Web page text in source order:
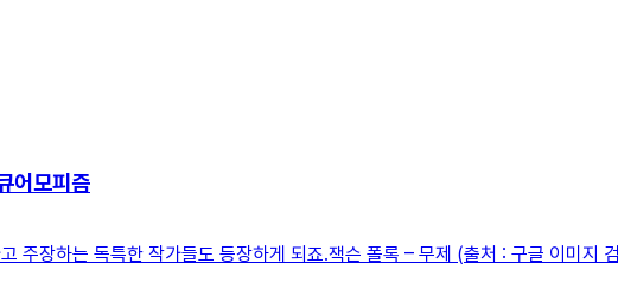
어모피즘
주장하는 독특한 작가들도 등장하게 되죠.잭슨 폴록 – 무제 (출처 : 구글 이미